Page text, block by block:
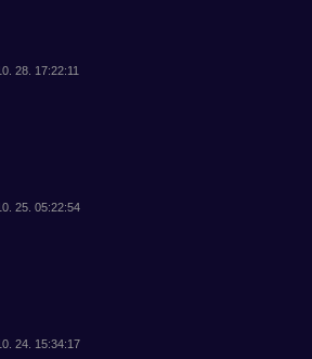
28. 17:22:11
25. 05:22:54
24. 15:34:17